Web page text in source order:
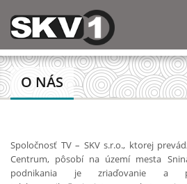
O NÁS
Spoločnosť TV – SKV s.r.o., ktorej
Centrum, pôsobí na území mesta
podnikania je zriaďovanie a